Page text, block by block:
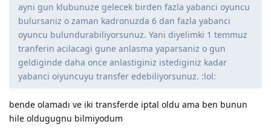
ayni gun klubunuze gelecek birden fazla yabanci oyuncu
bulursaniz o zaman kadronuzda 6 dan fazla yabanci
oyuncu bulundurabiliyorsunuz. Yani diyelimki 1 temmuz
tranferin acilacagi gune anlasma yaparsaniz o gun
geldiginde daha once anlastiginiz istediginiz kadar
yabanci oiyuncuyu transfer edebiliyorsunuz. :lol:
bende olamadı ve iki transferde iptal oldu ama ben bunun
hile oldugugnu bilmiyodum